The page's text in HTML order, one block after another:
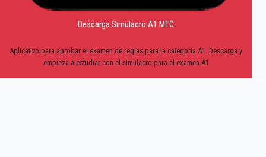
Descarga Simulacro A1 MTC
Aplicativo para aprobar el examen de reglas para la categoria A1. Descarga y
empieza a estudiar con el simulacro para el examen A1